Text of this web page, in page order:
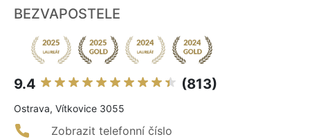
BEZVAPOSTELE
9.4 (813)
Ostrava, Vítkovice 3055
Zobrazit telefonní číslo